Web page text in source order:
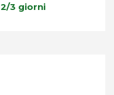
2/3 giorni